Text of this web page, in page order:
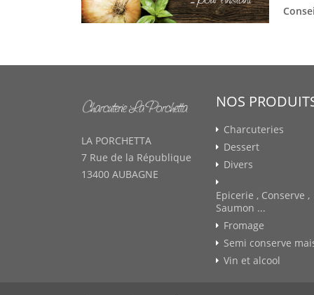
LA PORCHETTA
7 Rue de la République
13400 AUBAGNE
NOS
Charcuteries
Dessert
Divers
Epicerie , Conserve ,
Saumon ...
Fromage
Semi conserve
Vin et alcool